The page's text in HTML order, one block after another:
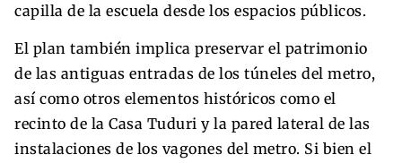
capilla de la escuela desde los espacios públicos.
El plan también implica preservar el patrimonio
de las antiguas entradas de los túneles del metro,
así como otros elementos históricos como el
recinto de la Casa Tuduri y la pared lateral de las
instalaciones de los vagones del metro. Si bien el